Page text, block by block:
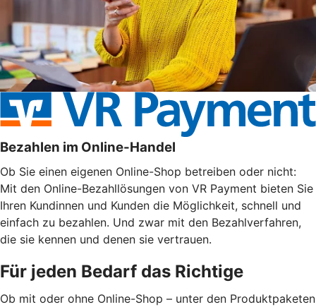
Bezahlen im Online-Handel
Ob Sie einen eigenen Online-Shop betreiben oder nicht:
Mit den Online-Bezahllösungen von VR Payment bieten Sie
Ihren Kundinnen und Kunden die Möglichkeit, schnell und
einfach zu bezahlen. Und zwar mit den Bezahlverfahren,
die sie kennen und denen sie vertrauen.
Für jeden Bedarf das Richtige
Ob mit oder ohne Online-Shop – unter den Produktpaketen